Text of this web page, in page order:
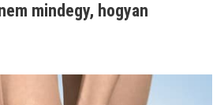
mindegy, hogyan